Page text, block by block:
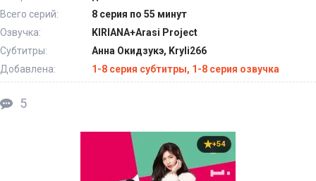
Всего серий:
8 серия по 55 минут
Озвучка:
KIRIANA+Arasi Project
Субтитры:
Анна Окидзукэ, Kryli266
Добавлена:
1-8 серия субтитры, 1-8 серия озвучка
5
+54